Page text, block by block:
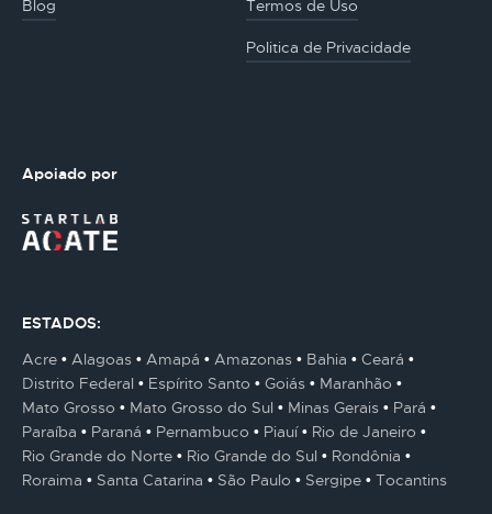
Blog Termos de Uso
Politica de Privacidade
Apoiado por
ESTADOS:
Acre
Alagoas Amapá Amazonas Bahia
Ceará
Distrito Federal
Espírito Santo Goiás
Maranhão
Mato Grosso
Mato Grosso do Sul Minas Gerais
Pará
Paraíba
Paraná Pernambuco Piauí
Rio de Janeiro
Rio Grande do Norte
Rio Grande do Sul
Rondônia
Roraima
Santa Catarina São Paulo Sergipe Tocantins